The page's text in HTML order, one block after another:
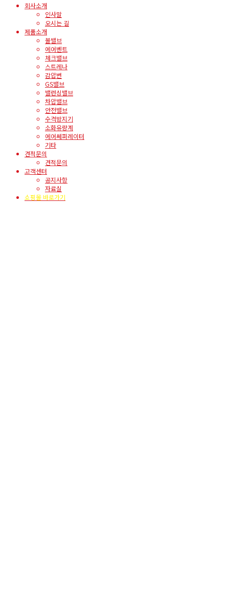
회사소개
인사말
오시는 길
제품소개
볼밸브
에어벤트
체크밸브
스트레나
감압변
GS밸브
밸런싱밸브
차압밸브
안전밸브
수격방지기
소화유량계
에어쎄퍼레이터
기타
견적문의
견적문의
고객센터
공지사항
자료실
쇼핑몰 바로가기